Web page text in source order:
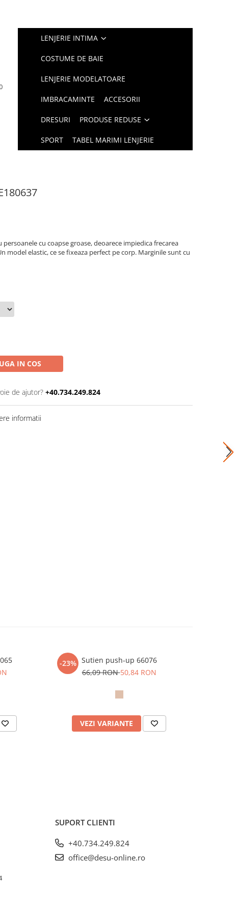
LENJERIE INTIMA
COSTUME DE BAIE
LENJERIE MODELATOARE
IMBRACAMINTE ACCESORII
DRESURI PRODUSE REDUSE
SPORT TABEL MARIMI LENJERIE
cu coapse groase, deoarece impiedica frecarea
model elastic, ce se fixeaza perfect pe corp. Marginile sunt cu
IN COS
de ajutor? +40.734.249.824
informatii
-23% Sutien push-up 66076
66,09 RON50,84 RON
VEZI VARIANTE
SUPORT CLIENTI
+40.734.249.824
office@desu-online.ro